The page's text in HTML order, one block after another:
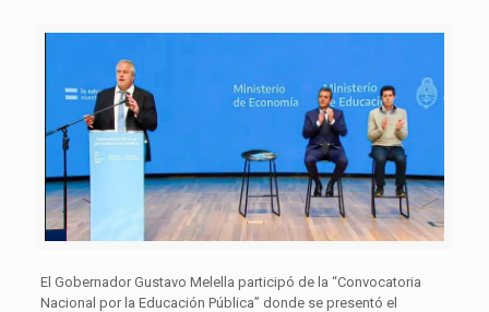
El Gobernador Gustavo Melella participó de la “Convocatoria
Nacional por la Educación Pública” donde se presentó el